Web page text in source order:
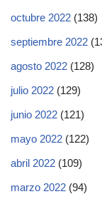
octubre 2022 (138)
septiembre 2022
agosto 2022 (128)
julio 2022 (129)
junio 2022 (121)
mayo 2022 (122)
abril 2022 (109)
marzo 2022 (94)